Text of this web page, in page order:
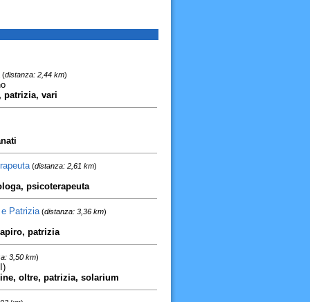
(distanza: 2,44 km)
patrizia, vari
(distanza: 2,61 km)
psicoterapeuta
Patrizia(distanza: 3,36 km)
patrizia
3,50 km)
oltre, patrizia, solarium